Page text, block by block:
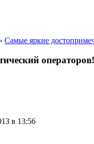
Самые яркие
операторов!
в 13:56